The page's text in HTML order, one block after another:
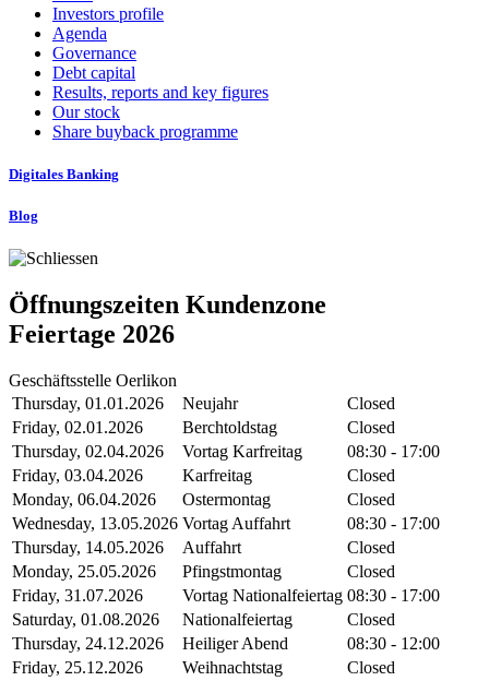
Investors profile
Agenda
Governance
Debt capital
Results, reports and key figures
Our stock
Share buyback programme
Digitales Banking
Blog
Öffnungszeiten Kundenzone
Feiertage 2026
Geschäftsstelle Oerlikon
Thursday, 01.01.2026
Neujahr
Closed
Friday, 02.01.2026
Berchtoldstag
Closed
Thursday, 02.04.2026
Vortag Karfreitag
08:30 - 17:00
Friday, 03.04.2026
Karfreitag
Closed
Monday, 06.04.2026
Ostermontag
Closed
Wednesday, 13.05.2026 Vortag Auffahrt
08:30 - 17:00
Thursday, 14.05.2026
Auffahrt
Closed
Monday, 25.05.2026
Pfingstmontag
Closed
Friday, 31.07.2026
Vortag Nationalfeiertag 08:30 - 17:00
Saturday, 01.08.2026
Nationalfeiertag
Closed
Thursday, 24.12.2026
Heiliger Abend
08:30 - 12:00
Friday, 25.12.2026
Weihnachtstag
Closed